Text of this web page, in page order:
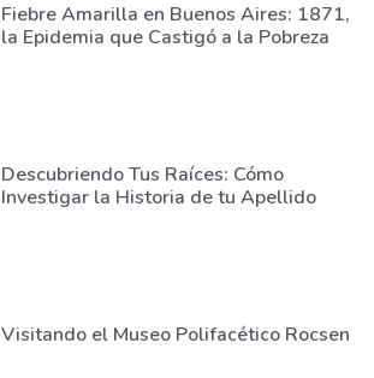
Fiebre Amarilla en Buenos Aires: 1871,
la Epidemia que Castigó a la Pobreza
Descubriendo Tus Raíces: Cómo
Investigar la Historia de tu Apellido
Visitando el Museo Polifacético Rocsen